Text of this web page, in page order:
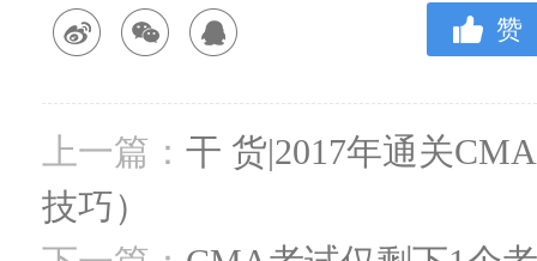
赞
上一篇： 干 货|2017年通关
技巧）